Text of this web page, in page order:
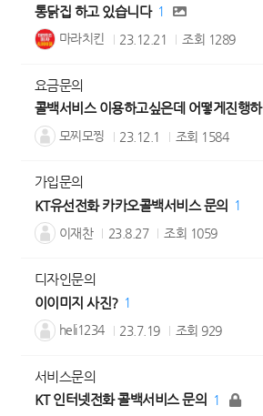
통닭집 하고 있습니다 1
마라치킨 23.12.21 조회 1289
요금문의
콜백서비스 이용하고싶은데 어떻게진행
모찌모찡 23.12.1 조회 1584
가입문의
KT유선전화 카카오콜백서비스 문의
1
이재찬 23.8.27 조회 1059
디자인문의
이이미지 사진? 1
heli1234 23.7.19 조회 929
서비스문의
KT 인터넷전화 콜백서비스 문의
1